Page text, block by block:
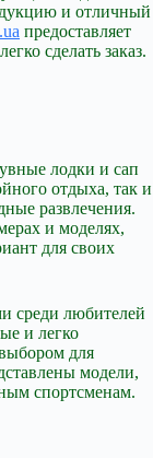
и отличный
предоставляет
сделать заказ.
лодки и сап
отдыха, так и
развлечения.
и моделях,
для своих
среди любителей
и легко
для
модели,
спортсменам.